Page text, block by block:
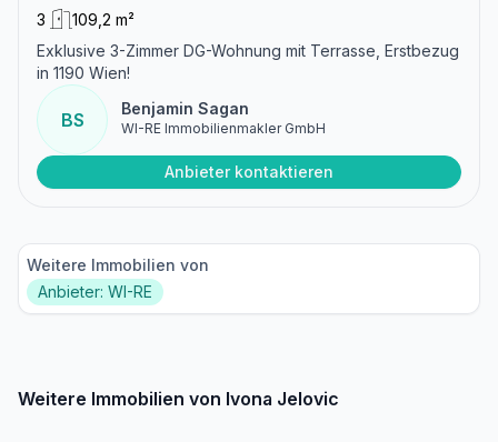
3
109,2 m²
Exklusive 3-Zimmer DG-Wohnung mit Terrasse, Erstbezug
in 1190 Wien!
BS
Benjamin Sagan
WI-RE Immobilienmakler GmbH
Anbieter kontaktieren
Weitere Immobilien von
Anbieter: WI-RE
Weitere Immobilien von Ivona Jelovic